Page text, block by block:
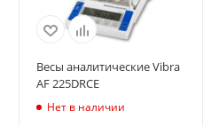
Весы аналитические Vibra
AF 225DRCE
Нет в наличии